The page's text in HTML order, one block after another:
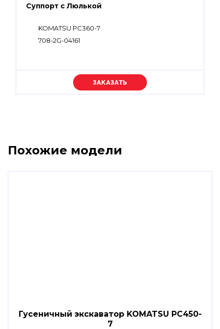
Суппорт с Люлькой
KOMATSU PC360-7
708-2G-04161
Уточняйте цену
Похожие модели
Гусеничный экскаватор KOMATSU PC450-
7